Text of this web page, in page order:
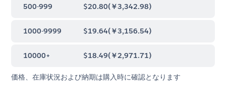
500-999 $20.80(￥3,342.98)
1000-9999 $19.64(￥3,156.54)
10000+ $18.49(￥2,971.71)
価格、在庫状況および納期は購入時に確認となります